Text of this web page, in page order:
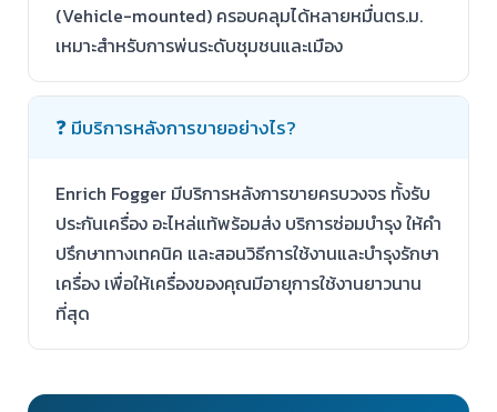
(Vehicle-mounted) ครอบคลุมได้หลายหมื่นตร.ม.
เหมาะสำหรับการพ่นระดับชุมชนและเมือง
❓ มีบริการหลังการขายอย่างไร?
Enrich Fogger มีบริการหลังการขายครบวงจร ทั้งรับ
ประกันเครื่อง อะไหล่แท้พร้อมส่ง บริการซ่อมบำรุง ให้คำ
ปรึกษาทางเทคนิค และสอนวิธีการใช้งานและบำรุงรักษา
เครื่อง เพื่อให้เครื่องของคุณมีอายุการใช้งานยาวนาน
ที่สุด